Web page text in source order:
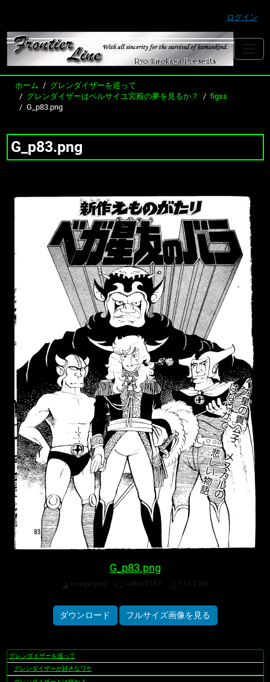
ログイン
ホーム
グレンダイザーを巡って
グレンダイザーはベルサイユ宮殿の夢を見るか？
figss
G_p83.png
G_p83.png
G_p83.png
image/png 1480x2183 116.2 KB
ダウンロード フルサイズ画像を見る
ナ
グレンダイザーを巡って
グレンダイザーが好きなワケ